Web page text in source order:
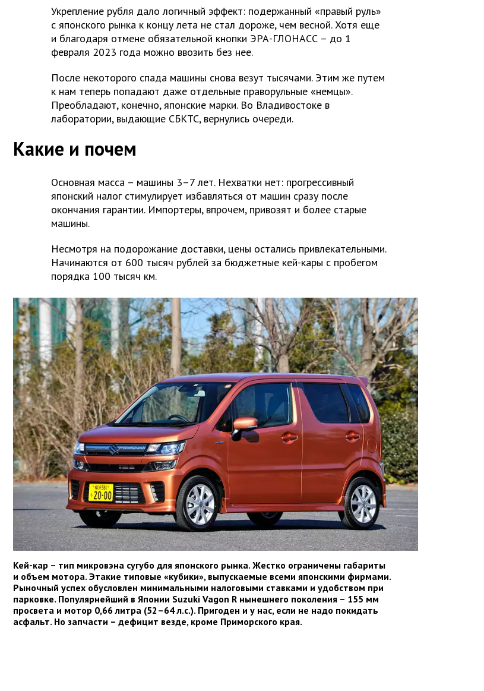
Укрепление рубля дало логичный эффект: подержанный «правый руль»
с японского рынка к концу лета не стал дороже, чем весной. Хотя еще
и благодаря отмене обязательной кнопки ЭРА-ГЛОНАСС – до 1
февраля 2023 года можно ввозить без нее.
После некоторого спада машины снова везут тысячами. Этим же путем
к нам теперь попадают даже отдельные праворульные «немцы».
Преобладают, конечно, японские марки. Во Владивостоке в
лаборатории, выдающие СБКТС, вернулись очереди.
Какие и почем
Основная масса – машины 3–7 лет. Нехватки нет: прогрессивный
японский налог стимулирует избавляться от машин сразу после
окончания гарантии. Импортеры, впрочем, привозят и более старые
машины.
Несмотря на подорожание доставки, цены остались привлекательными.
Начинаются от 600 тысяч рублей за бюджетные кей-кары с пробегом
порядка 100 тысяч км.
Кей-кар – тип микровэна сугубо для японского рынка. Жестко ограничены габариты
и объем мотора. Этакие типовые «кубики», выпускаемые всеми японскими фирмами.
Рыночный успех обусловлен минимальными налоговыми ставками и удобством при
парковке. Популярнейший в Японии Suzuki Vagon R нынешнего поколения – 155 мм
просвета и мотор 0,66 литра (52–64 л.с.). Пригоден и у нас, если не надо покидать
асфальт. Но запчасти – дефицит везде, кроме Приморского края.